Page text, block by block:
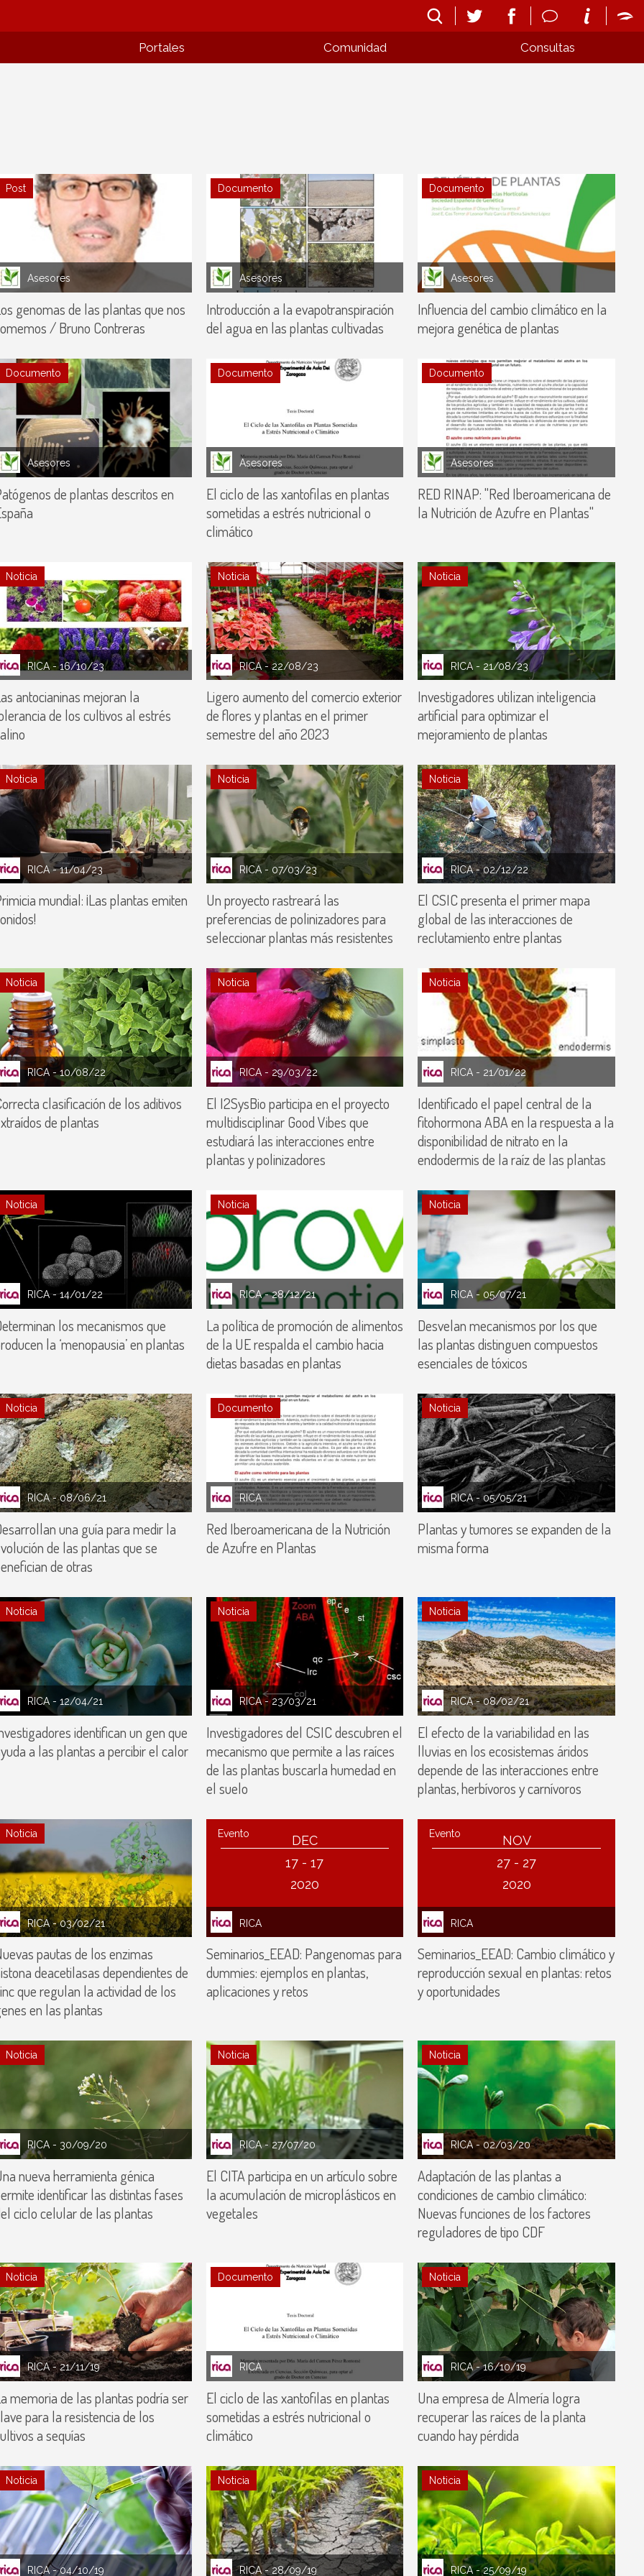
Portales Comunidad Consultas
Asesores
Post
genomas de las plantas que nos
/ Bruno Contreras
Asesores
Documento
Introducción a la evapotranspiración
del agua en las plantas cultivadas
Asesores
Documento
Influencia del cambio climático en la
mejora genética de plantas
Asesores
Documento
de plantas descritos en
Asesores
Documento
El ciclo de las xantofilas en plantas
sometidas a estrés nutricional o
climático
Asesores
Documento
RED RINAP: "Red Iberoamericana de
la Nutrición de Azufre en Plantas"
RICA - 16/10/23
Noticia
antocianinas mejoran la
de los cultivos al estrés
RICA - 22/08/23
Noticia
Ligero aumento del comercio exterior
de flores y plantas en el primer
semestre del año 2023
RICA - 21/08/23
Noticia
Investigadores utilizan inteligencia
artificial para optimizar el
mejoramiento de plantas
RICA - 11/04/23
Noticia
mundial: ¡Las plantas emiten
RICA - 07/03/23
Noticia
Un proyecto rastreará las
preferencias de polinizadores para
seleccionar plantas más resistentes
RICA - 02/12/22
Noticia
El CSIC presenta el primer mapa
global de las interacciones de
reclutamiento entre plantas
RICA - 10/08/22
Noticia
clasificación de los aditivos
de plantas
RICA - 29/03/22
Noticia
El I2SysBio participa en el proyecto
multidisciplinar Good Vibes que
estudiará las interacciones entre
plantas y polinizadores
RICA - 21/01/22
Noticia
Identificado el papel central de la
fitohormona ABA en la respuesta a la
disponibilidad de nitrato en la
endodermis de la raíz de las plantas
RICA - 14/01/22
Noticia
los mecanismos que
la ‘menopausia’ en plantas
RICA - 28/12/21
Noticia
La política de promoción de alimentos
de la UE respalda el cambio hacia
dietas basadas en plantas
RICA - 05/07/21
Noticia
Desvelan mecanismos por los que
las plantas distinguen compuestos
esenciales de tóxicos
RICA - 08/06/21
Noticia
una guía para medir la
de las plantas que se
de otras
RICA
Documento
Red Iberoamericana de la Nutrición
de Azufre en Plantas
RICA - 05/05/21
Noticia
Plantas y tumores se expanden de la
misma forma
RICA - 12/04/21
Noticia
identifican un gen que
a las plantas a percibir el calor
RICA - 23/03/21
Noticia
Investigadores del CSIC descubren el
mecanismo que permite a las raíces
de las plantas buscarla humedad en
el suelo
RICA - 08/02/21
Noticia
El efecto de la variabilidad en las
lluvias en los ecosistemas áridos
depende de las interacciones entre
plantas, herbívoros y carnívoros
RICA - 03/02/21
Noticia
pautas de los enzimas
deacetilasas dependientes de
que regulan la actividad de los
en las plantas
DEC
17 - 17
2020
RICA
Evento
Seminarios_EEAD: Pangenomas para
dummies: ejemplos en plantas,
aplicaciones y retos
NOV
27 - 27
2020
RICA
Evento
Seminarios_EEAD: Cambio climático y
reproducción sexual en plantas: retos
y oportunidades
RICA - 30/09/20
Noticia
nueva herramienta génica
identificar las distintas fases
ciclo celular de las plantas
RICA - 27/07/20
Noticia
El CITA participa en un artículo sobre
la acumulación de microplásticos en
vegetales
RICA - 02/03/20
Noticia
Adaptación de las plantas a
condiciones de cambio climático:
Nuevas funciones de los factores
reguladores de tipo CDF
RICA - 21/11/19
Noticia
memoria de las plantas podría ser
para la resistencia de los
a sequías
RICA
Documento
El ciclo de las xantofilas en plantas
sometidas a estrés nutricional o
climático
RICA - 16/10/19
Noticia
Una empresa de Almería logra
recuperar las raíces de la planta
cuando hay pérdida
RICA - 04/10/19
Noticia
RICA - 28/09/19
Noticia
RICA - 25/09/19
Noticia